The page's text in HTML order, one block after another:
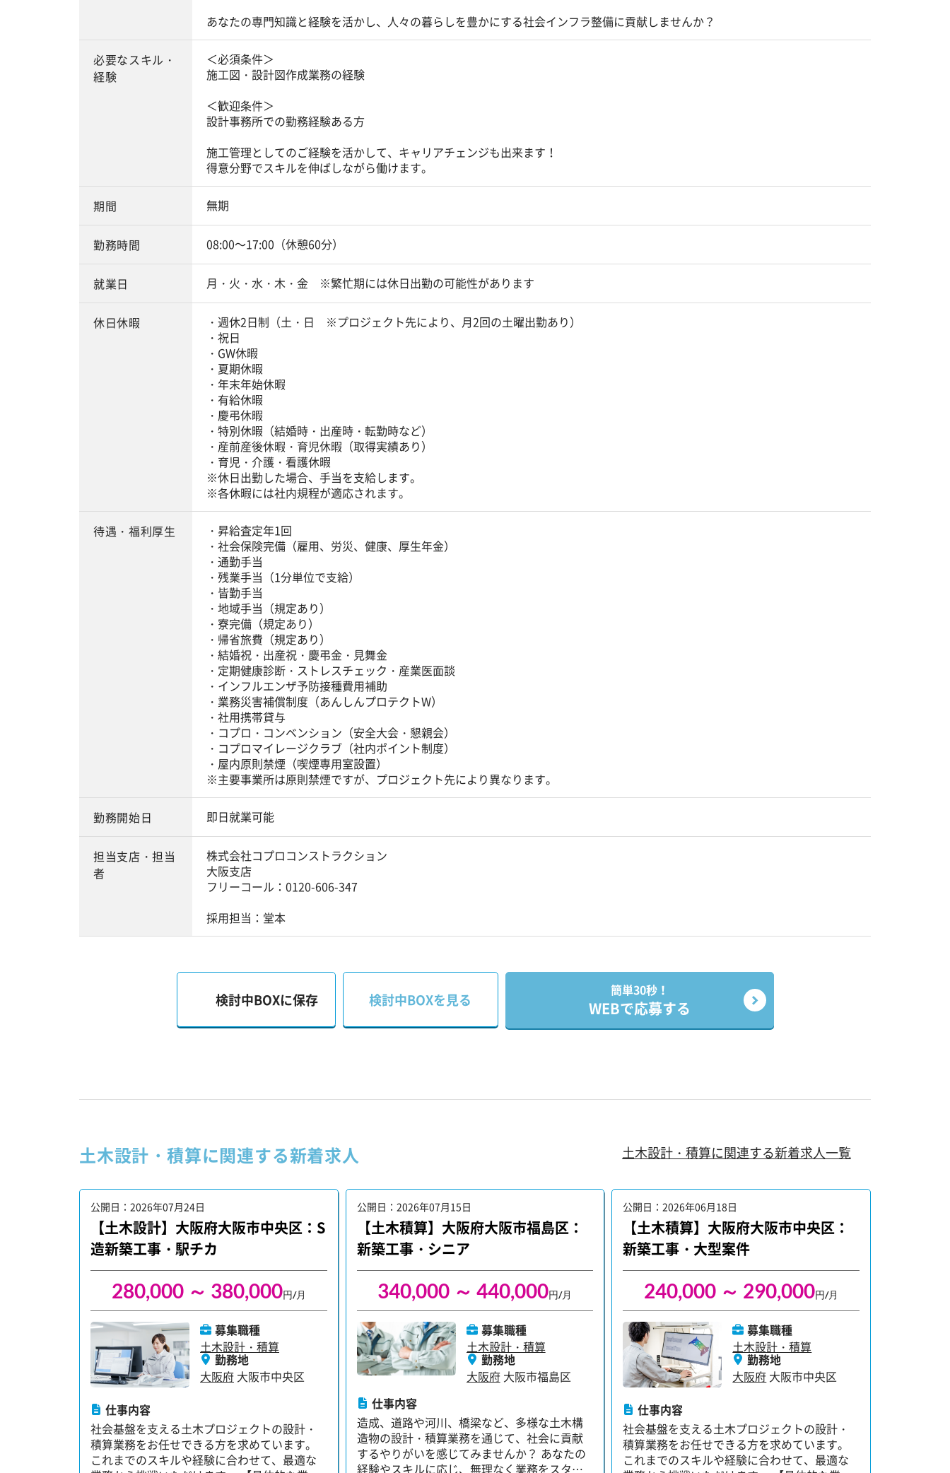
あなたの専門知識と経験を活かし、人々の暮らしを豊かにする社会インフラ整備に貢献しませんか？
必要なスキル・
経験
＜必須条件＞
施工図・設計図作成業務の経験
＜歓迎条件＞
設計事務所での勤務経験ある方
施工管理としてのご経験を活かして、キャリアチェンジも出来ます！
得意分野でスキルを伸ばしながら働けます。
期間 無期
勤務時間 08:00～17:00（休憩60分）
就業日 月・火・水・木・金 ※繁忙期には休日出勤の可能性があります
休日休暇
・週休2日制（土・日 ※プロジェクト先により、月2回の土曜出勤あり）
・祝日
・GW休暇
・夏期休暇
・年末年始休暇
・有給休暇
・慶弔休暇
・特別休暇（結婚時・出産時・転勤時など）
・産前産後休暇・育児休暇（取得実績あり）
・育児・介護・看護休暇
※休日出勤した場合、手当を支給します。
※各休暇には社内規程が適応されます。
待遇・福利厚生
・昇給査定年1回
・社会保険完備（雇用、労災、健康、厚生年金）
・通勤手当
・残業手当（1分単位で支給）
・皆勤手当
・地域手当（規定あり）
・寮完備（規定あり）
・帰省旅費（規定あり）
・結婚祝・出産祝・慶弔金・見舞金
・定期健康診断・ストレスチェック・産業医面談
・インフルエンザ予防接種費用補助
・業務災害補償制度（あんしんプロテクトW）
・社用携帯貸与
・コプロ・コンベンション（安全大会・懇親会）
・コプロマイレージクラブ（社内ポイント制度）
・屋内原則禁煙（喫煙専用室設置）
※主要事業所は原則禁煙ですが、プロジェクト先により異なります。
勤務開始日 即日就業可能
担当支店・担当
者
株式会社コプロコンストラクション
大阪支店
フリーコール：0120-606-347
採用担当：堂本
検討中BOXに保存 検討中BOXを見る
簡単30秒！
WEBで応募する
土木設計・積算に関連する新着求人 土木設計・積算に関連する新着求人一覧
公開日：2026年07月24日
【土木設計】大阪府大阪市中央区：S
造新築工事・駅チカ
280,000 ～ 380,000円/月
募集職種
土木設計・積算
勤務地
大阪府 大阪市中央区
仕事内容
社会基盤を支える土木プロジェクトの設計・
積算業務をお任せできる方を求めています。
これまでのスキルや経験に合わせて、最適な
公開日：2026年07月15日
【土木積算】大阪府大阪市福島区：
新築工事・シニア
340,000 ～ 440,000円/月
募集職種
土木設計・積算
勤務地
大阪府大阪市福島区
仕事内容
造成、道路や河川、橋梁など、多様な土木構
造物の設計・積算業務を通じて、社会に貢献
するやりがいを感じてみませんか？ あなたの
経験やスキルに応じ、無理なく業務をスター
公開日：2026年06月18日
【土木積算】大阪府大阪市中央区：
新築工事・大型案件
240,000 ～ 290,000円/月
募集職種
土木設計・積算
勤務地
大阪府 大阪市中央区
仕事内容
社会基盤を支える土木プロジェクトの設計・
積算業務をお任せできる方を求めています。
これまでのスキルや経験に合わせて、最適な